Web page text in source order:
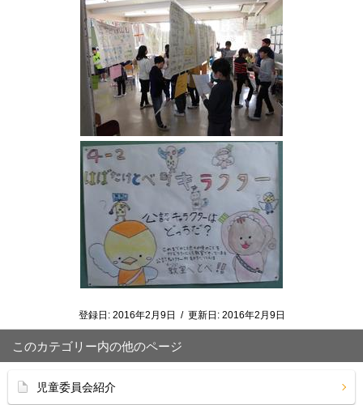
登録日: 2016年2月9日 / 更新日: 2016年2月9日
このカテゴリー内の他のページ
児童委員会紹介